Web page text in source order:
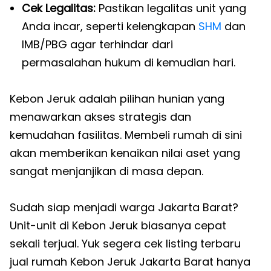
Cek Legalitas: Pastikan legalitas unit yang
Anda incar, seperti kelengkapan SHM dan
IMB/PBG agar terhindar dari
permasalahan hukum di kemudian hari.
Kebon Jeruk adalah pilihan hunian yang
menawarkan akses strategis dan
kemudahan fasilitas. Membeli rumah di sini
akan memberikan kenaikan nilai aset yang
sangat menjanjikan di masa depan.
Sudah siap menjadi warga Jakarta Barat?
Unit-unit di Kebon Jeruk biasanya cepat
sekali terjual. Yuk segera cek listing terbaru
jual rumah Kebon Jeruk Jakarta Barat hanya